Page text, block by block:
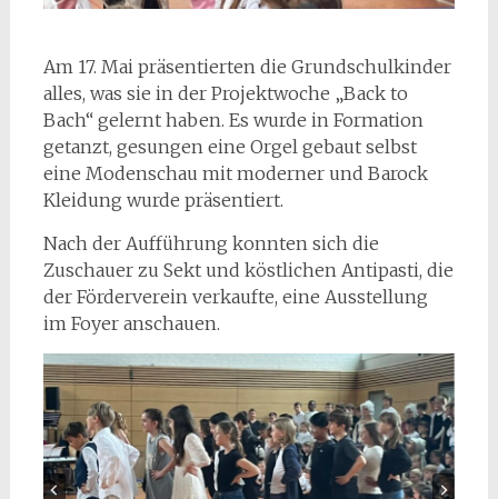
Am 17. Mai präsentierten die Grundschulkinder
alles, was sie in der Projektwoche „Back to
Bach“ gelernt haben. Es wurde in Formation
getanzt, gesungen eine Orgel gebaut selbst
eine Modenschau mit moderner und Barock
Kleidung wurde präsentiert.
Nach der Aufführung konnten sich die
Zuschauer zu Sekt und köstlichen Antipasti, die
der Förderverein verkaufte, eine Ausstellung
im Foyer anschauen.